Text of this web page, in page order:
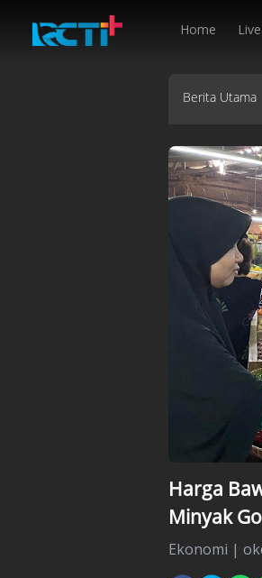
Home Live
Berita Utama
Harga
Minyak
Ekonomi |